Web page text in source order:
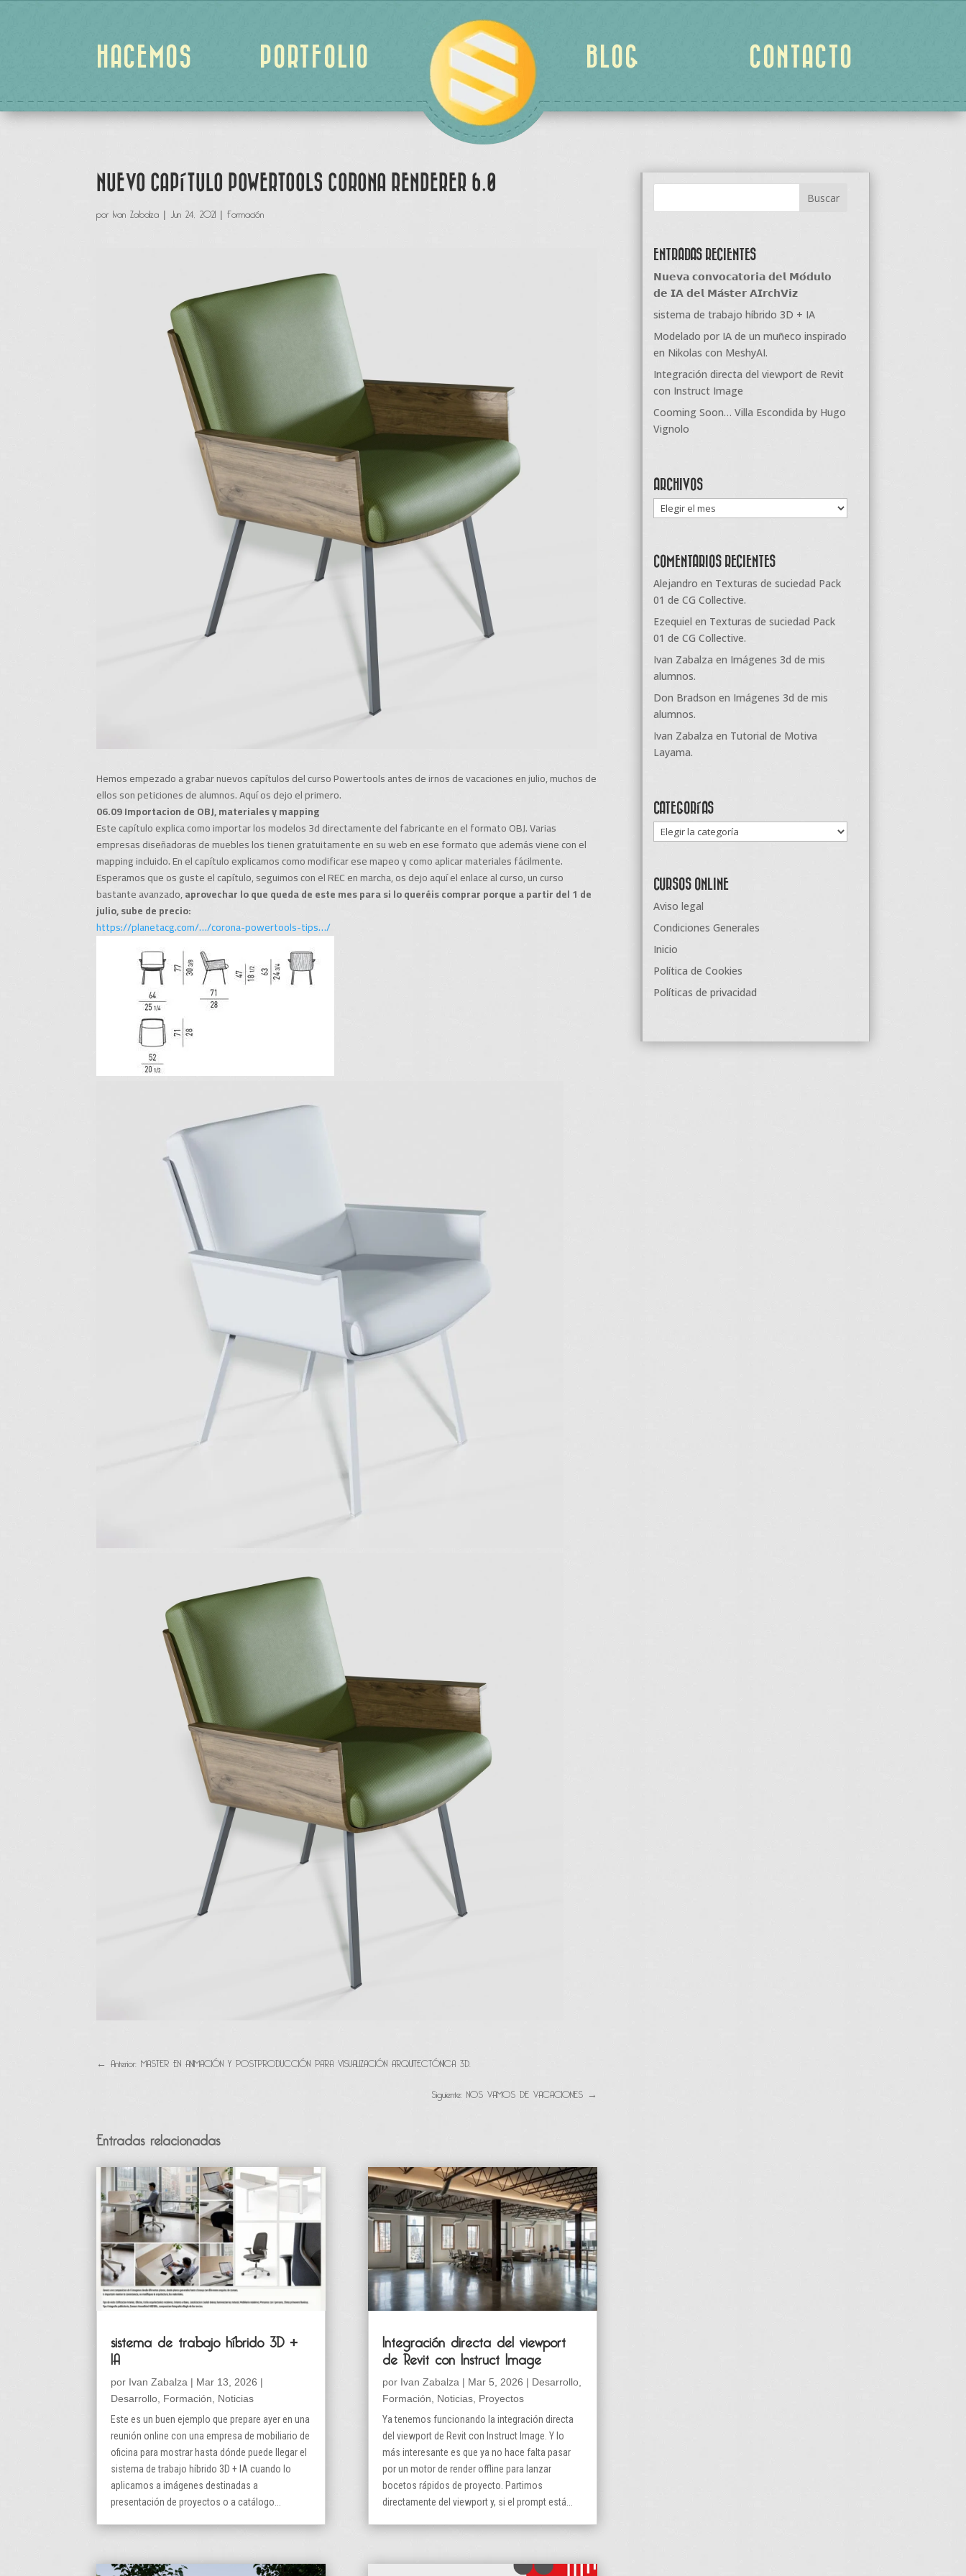
HACEMOS PORTFOLIO BLOG CONTACTO
NUEVO CAPÍTULO POWERTOOLS CORONA RENDERER 6.0
porIvan Zabalza | Jun 24, 2021 |Formación
Hemos empezado a grabar nuevos capítulos del curso Powertools antes de irnos de vacaciones en julio, muchos de
ellos son peticiones de alumnos. Aquí os dejo el primero.
06.09 Importacion de OBJ, materiales y mapping
Este capítulo explica como importar los modelos 3d directamente del fabricante en el formato OBJ. Varias
empresas diseñadoras de muebles los tienen gratuitamente en su web en ese formato que además viene con el
mapping incluido. En el capítulo explicamos como modificar ese mapeo y como aplicar materiales fácilmente.
Esperamos que os guste el capítulo, seguimos con el REC en marcha, os dejo aquí el enlace al curso, un curso
bastante avanzado,aprovechar lo que queda de este mes para si lo queréis comprar porque a partir del 1 de
julio, sube de precio:
https://planetacg.com/…/corona-powertools-tips…/
←Anterior: MASTER EN ANIMACIÓN Y POSTPRODUCCIÓN PARA VISUALIZACIÓN ARQUITECTÓNICA 3D.
Siguiente: NOS VAMOS DE VACACIONES →
Entradas relacionadas
sistema de trabajo híbrido 3D +
IA
por Ivan Zabalza | Mar 13, 2026 |
Desarrollo Formación
Noticias
Este es un buen ejemplo que prepare ayer en una
reunión online con una empresa de mobiliario de
oficina para mostrar hasta dónde puede llegar el
sistema de trabajo híbrido 3D + IA cuando lo
aplicamos a imágenes destinadas a
presentación de proyectos o a catálogo...
Integración directa del viewport
de Revit con Instruct Image
por Ivan Zabalza | Mar 5, 2026 | Desarrollo
Formación
Noticias Proyectos
Ya tenemos funcionando la integración directa
del viewport de Revit con Instruct Image. Y lo
más interesante es que ya no hace falta pasar
por un motor de render offline para lanzar
bocetos rápidos de proyecto. Partimos
directamente del viewport y, si el prompt está...
ENTRADAS RECIENTES
𝗡𝘂𝗲𝘃𝗮 𝗰𝗼𝗻𝘃𝗼𝗰𝗮𝘁𝗼𝗿𝗶𝗮 𝗱𝗲𝗹 𝗠𝗼́𝗱𝘂𝗹𝗼
𝗱𝗲 𝗜𝗔 𝗱𝗲𝗹 𝗠𝗮́𝘀𝘁𝗲𝗿 𝗔𝗜𝗿𝗰𝗵𝗩𝗶𝘇
sistema de trabajo híbrido 3D + IA
Modelado por IA de un muñeco inspirado
en Nikolas con MeshyAI.
Integración directa del viewport de Revit
con Instruct Image
Cooming Soon… Villa Escondida by Hugo
Vignolo
ARCHIVOS
Archivos
COMENTARIOS RECIENTES
Alejandro en Texturas de suciedad Pack
01 de CG Collective.
Ezequiel en Texturas de suciedad Pack
01 de CG Collective.
Ivan Zabalza en Imágenes 3d de mis
alumnos.
Don Bradson en Imágenes 3d de mis
alumnos.
Ivan Zabalza en Tutorial de Motiva
Layama.
CATEGORÍAS
Categorías
CURSOS ONLINE
Aviso legal
Condiciones Generales
Inicio
Política de Cookies
Políticas de privacidad